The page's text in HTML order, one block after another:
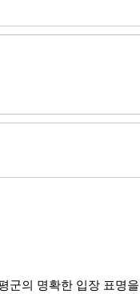
군의 명확한 입장 표명